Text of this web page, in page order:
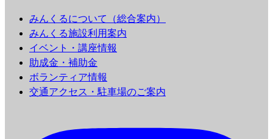
みんくるについて（総合案内）
みんくる施設利用案内
イベント・講座情報
助成金・補助金
ボランティア情報
交通アクセス・駐車場のご案内